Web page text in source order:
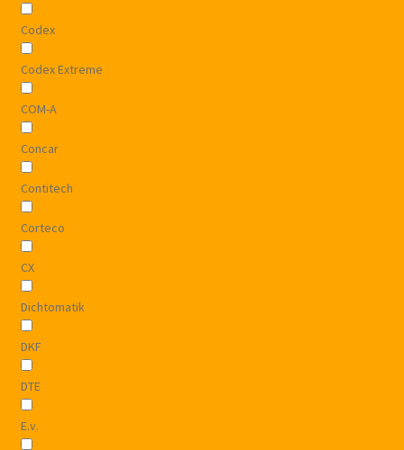
Codex
Codex Extreme
COM-A
Concar
Contitech
Corteco
CX
Dichtomatik
DKF
DTE
E.v.